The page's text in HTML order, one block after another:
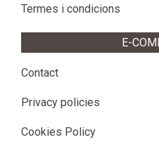
Termes i condicions
E-
Contact
Privacy policies
Cookies Policy